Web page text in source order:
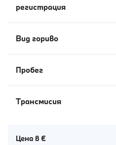
регистрация
Вид гориво
Пробег
Tрансмисия
Цена в €